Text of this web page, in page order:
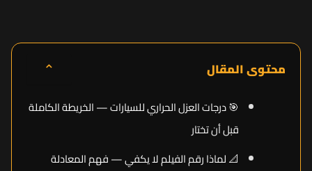
محتوى المقال ⌃
🎯 درجات العزل الحراري للسيارات — الخريطة الكاملة
قبل أن تختار
📐 لماذا رقم الفيلم لا يكفي — فهم المعادلة